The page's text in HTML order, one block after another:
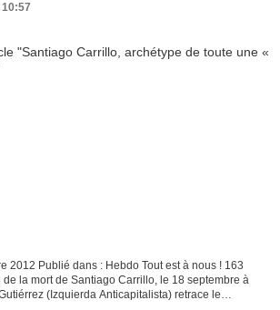
2012 Publié dans : Hebdo Tout est à nous ! 163
de la mort de Santiago Carrillo, le 18 septembre à
(Izquierda Anticapitalista) retrace le